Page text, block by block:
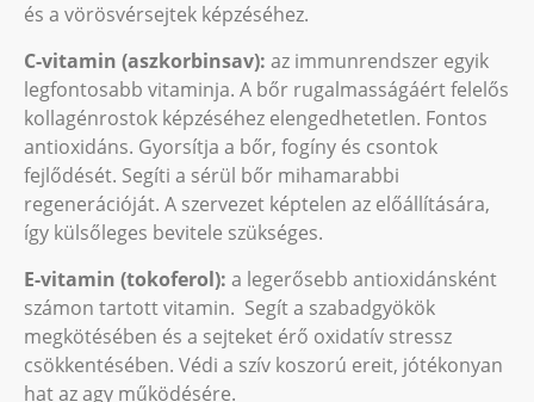
és a vörösvérsejtek képzéséhez.
C-vitamin (aszkorbinsav): az immunrendszer egyik
legfontosabb vitaminja. A bőr rugalmasságáért felelős
kollagénrostok képzéséhez elengedhetetlen. Fontos
antioxidáns. Gyorsítja a bőr, fogíny és csontok
fejlődését. Segíti a sérül bőr mihamarabbi
regenerációját. A szervezet képtelen az előállítására,
így külsőleges bevitele szükséges.
E-vitamin (tokoferol): a legerősebb antioxidánsként
számon tartott vitamin. Segít a szabadgyökök
megkötésében és a sejteket érő oxidatív stressz
csökkentésében. Védi a szív koszorú ereit, jótékonyan
hat az agy működésére.